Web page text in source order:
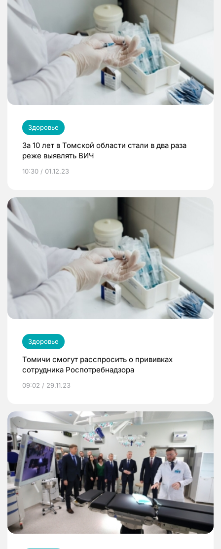
Здоровье
За 10 лет в Томской области стали в два раза
реже выявлять ВИЧ
10:30 / 01.12.23
Здоровье
Томичи смогут расспросить о прививках
сотрудника Роспотребнадзора
09:02 / 29.11.23